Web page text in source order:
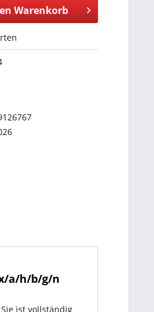
Warenkorb
a/h/b/g/n
ist vollständig